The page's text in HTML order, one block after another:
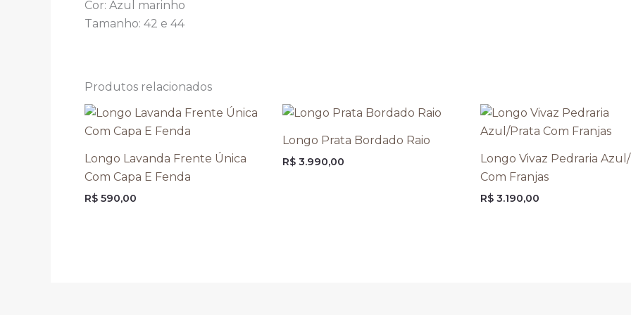
Cor: Azul marinho
Tamanho: 42 e 44
Produtos relacionados
Longo Lavanda Frente Única
Com Capa E Fenda
R$ 590,00
Longo Prata Bordado Raio
R$ 3.990,00
Longo Vivaz Pedraria
Com Franjas
R$ 3.190,00